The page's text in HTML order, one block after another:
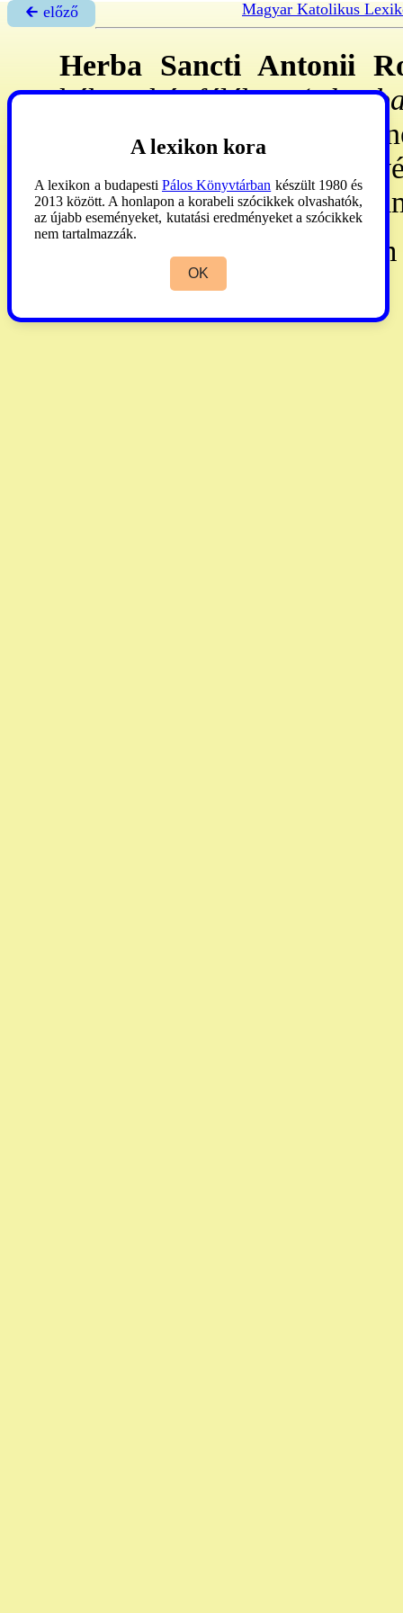
🡰 előző Magyar Katolikus
Herba Sancti Antonii
kékgyökér-félék (
ólomgyökér (
)
meg nem határozható
orvos 1671: kiadott
Nomina
A lexikon kora
A lexikon a budapesti Pálos Könyvtárban készült 1980 és
2013 között. A honlapon a korabeli szócikkek olvashatók,
az újabb eseményeket, kutatási eredményeket a szócikkek
nem tartalmazzák.
OK